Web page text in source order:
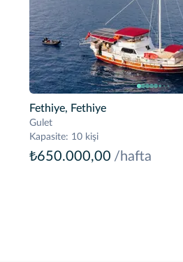
Fethiye, Fethiye
Gulet
Kapasite: 10 kişi
₺650.000,00 /hafta